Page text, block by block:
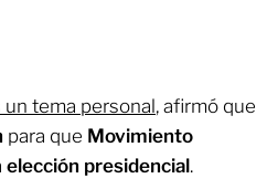
tema personal, afirmó que
para que Movimiento
elección presidencial.